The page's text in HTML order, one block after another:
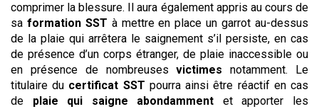
comprimer la blessure. Il aura également appris au cours de
sa formation SST à mettre en place un garrot au-dessus
de la plaie qui arrêtera le saignement s’il persiste, en cas
de présence d’un corps étranger, de plaie inaccessible ou
en présence de nombreusesvictimes notamment. Le
titulaire du certificat SST pourra ainsi être réactif en cas
de plaie qui saigne abondamment et apporter les